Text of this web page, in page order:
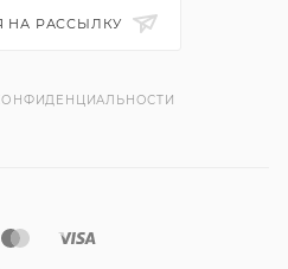
НА РАССЫЛКУ